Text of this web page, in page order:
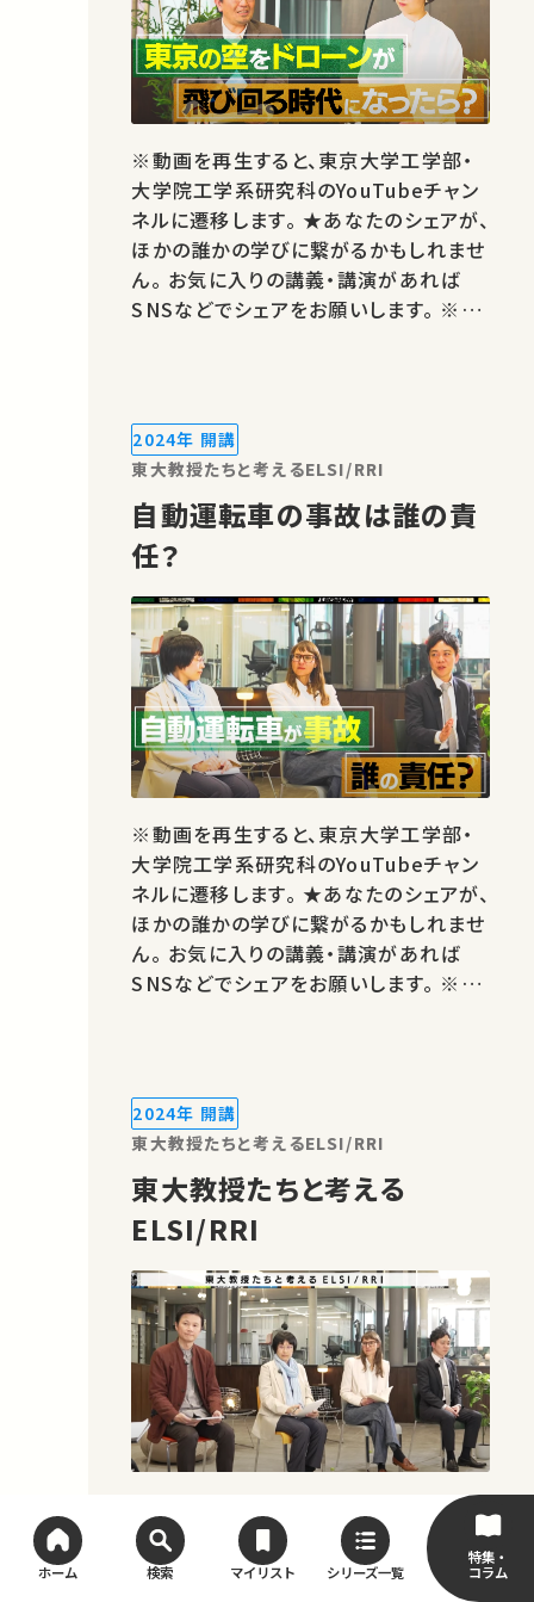
ホーム 検索 マイリスト シリーズ一覧
特集・
コラム
※動画を再生すると、東京大学工学部・
大学院工学系研究科のYouTubeチャン
ネルに遷移します。 ★あなたのシェアが、
ほかの誰かの学びに繋がるかもしれませ
ん。 お気に入りの講義・講演があれば
SNSなどでシェアをお願いします。 ※著
2024年 開講
東大教授たちと考えるELSI/RRI
自動運転車の事故は誰の責
任？
※動画を再生すると、東京大学工学部・
大学院工学系研究科のYouTubeチャン
ネルに遷移します。 ★あなたのシェアが、
ほかの誰かの学びに繋がるかもしれませ
ん。 お気に入りの講義・講演があれば
SNSなどでシェアをお願いします。 ※著
2024年 開講
東大教授たちと考えるELSI/RRI
東大教授たちと考える
ELSI/RRI
※動画を再生すると、東京大学工学部・
大学院工学系研究科のYouTubeチャン
ネルに遷移します。 ★あなたのシェアが、